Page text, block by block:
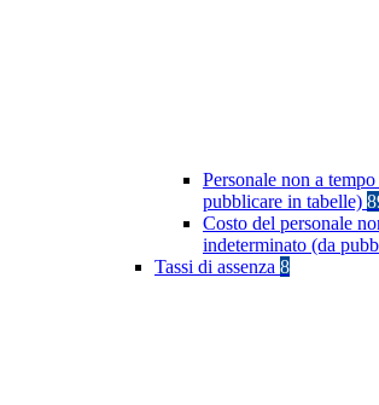
Personale non a
pubblicare in tabelle)
Costo del personale
indeterminato (da
Tassi di assenza 8